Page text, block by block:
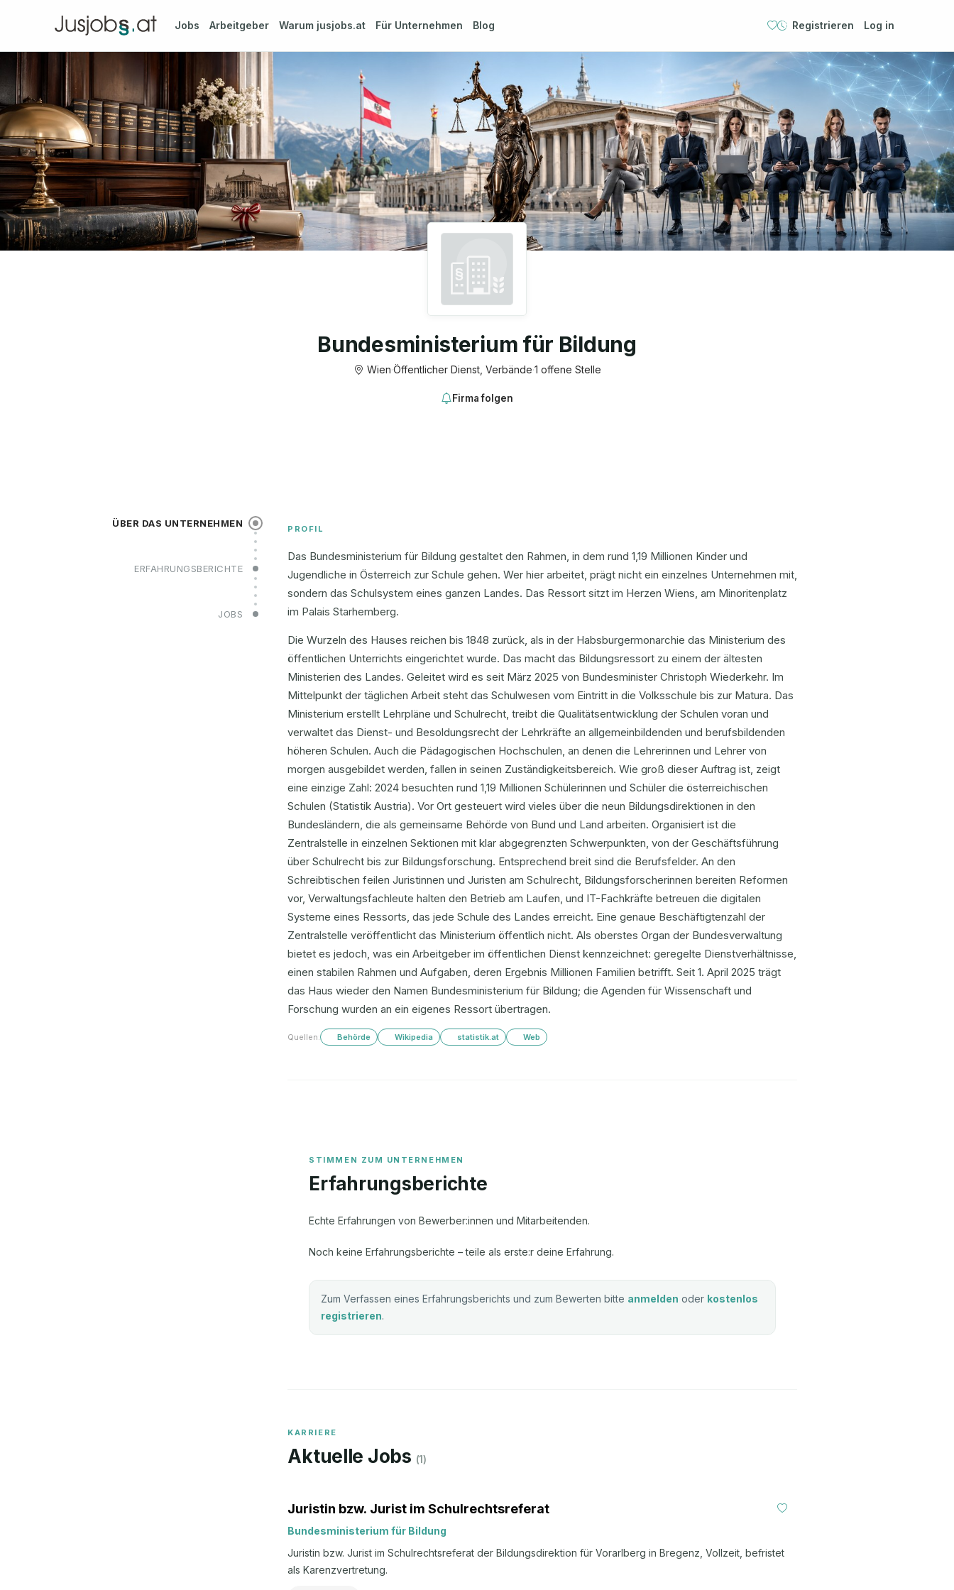
Jobs Arbeitgeber Warum jusjobs.at Für Unternehmen Blog Registrieren Log in
Bundesministerium für Bildung
Wien·Öffentlicher Dienst, Verbände·1 offene Stelle
Firma folgen
ÜBER DAS UNTERNEHMEN
ERFAHRUNGSBERICHTE
JOBS
PROFIL
Das Bundesministerium für Bildung gestaltet den Rahmen, in dem rund 1,19 Millionen Kinder und
Jugendliche in Österreich zur Schule gehen. Wer hier arbeitet, prägt nicht ein einzelnes Unternehmen mit,
sondern das Schulsystem eines ganzen Landes. Das Ressort sitzt im Herzen Wiens, am Minoritenplatz
im Palais Starhemberg.
Die Wurzeln des Hauses reichen bis 1848 zurück, als in der Habsburgermonarchie das Ministerium des
öffentlichen Unterrichts eingerichtet wurde. Das macht das Bildungsressort zu einem der ältesten
Ministerien des Landes. Geleitet wird es seit März 2025 von Bundesminister Christoph Wiederkehr. Im
Mittelpunkt der täglichen Arbeit steht das Schulwesen vom Eintritt in die Volksschule bis zur Matura. Das
Ministerium erstellt Lehrpläne und Schulrecht, treibt die Qualitätsentwicklung der Schulen voran und
verwaltet das Dienst- und Besoldungsrecht der Lehrkräfte an allgemeinbildenden und berufsbildenden
höheren Schulen. Auch die Pädagogischen Hochschulen, an denen die Lehrerinnen und Lehrer von
morgen ausgebildet werden, fallen in seinen Zuständigkeitsbereich. Wie groß dieser Auftrag ist, zeigt
eine einzige Zahl: 2024 besuchten rund 1,19 Millionen Schülerinnen und Schüler die österreichischen
Schulen (Statistik Austria). Vor Ort gesteuert wird vieles über die neun Bildungsdirektionen in den
Bundesländern, die als gemeinsame Behörde von Bund und Land arbeiten. Organisiert ist die
Zentralstelle in einzelnen Sektionen mit klar abgegrenzten Schwerpunkten, von der Geschäftsführung
über Schulrecht bis zur Bildungsforschung. Entsprechend breit sind die Berufsfelder. An den
Schreibtischen feilen Juristinnen und Juristen am Schulrecht, Bildungsforscherinnen bereiten Reformen
vor, Verwaltungsfachleute halten den Betrieb am Laufen, und IT-Fachkräfte betreuen die digitalen
Systeme eines Ressorts, das jede Schule des Landes erreicht. Eine genaue Beschäftigtenzahl der
Zentralstelle veröffentlicht das Ministerium öffentlich nicht. Als oberstes Organ der Bundesverwaltung
bietet es jedoch, was ein Arbeitgeber im öffentlichen Dienst kennzeichnet: geregelte Dienstverhältnisse,
einen stabilen Rahmen und Aufgaben, deren Ergebnis Millionen Familien betrifft. Seit 1. April 2025 trägt
das Haus wieder den Namen Bundesministerium für Bildung; die Agenden für Wissenschaft und
Forschung wurden an ein eigenes Ressort übertragen.
Quellen: Behörde Wikipedia statistik.at Web
Erfahrungsberichte
Echte Erfahrungen von Bewerber:innen und Mitarbeitenden.
Noch keine Erfahrungsberichte – teile als erste:r deine Erfahrung.
Zum Verfassen eines Erfahrungsberichts und zum Bewerten bitte anmelden oder kostenlos
registrieren.
KARRIERE
Aktuelle Jobs (1)
Juristin bzw. Jurist im Schulrechtsreferat
Bundesministerium für Bildung
Juristin bzw. Jurist im Schulrechtsreferat der Bildungsdirektion für Vorarlberg in Bregenz, Vollzeit, befristet
als Karenzvertretung.